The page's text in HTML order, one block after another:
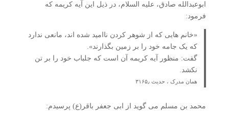
ابوعبدالله صادق، علیه السلام، در ذیل این آیه کریمه که
فرمود:
«خانم هایی که از شوهر کردن ناامید شده اند، مانعی ندارد
که یک جامه خود را بر زمین بگذارند».
گفت: منظور آیه کریمه آن است که جلباب خود را بر تن
نکشد.
همان مدرک ، حدیث ۳۱۶۵٫
محمد بن مسلم می گوید از ابی جعفر باقر(ع) پرسیدم: